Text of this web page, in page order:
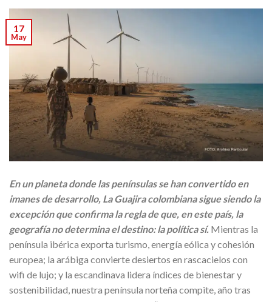
17
May
En un planeta donde las penínsulas se han convertido en
imanes de desarrollo, La Guajira colombiana sigue siendo la
excepción que confirma la regla de que, en este país, la
geografía no determina el destino: la política sí. Mientras la
península ibérica exporta turismo, energía eólica y cohesión
europea; la arábiga convierte desiertos en rascacielos con
wifi de lujo; y la escandinava lidera índices de bienestar y
sostenibilidad, nuestra península norteña compite, año tras